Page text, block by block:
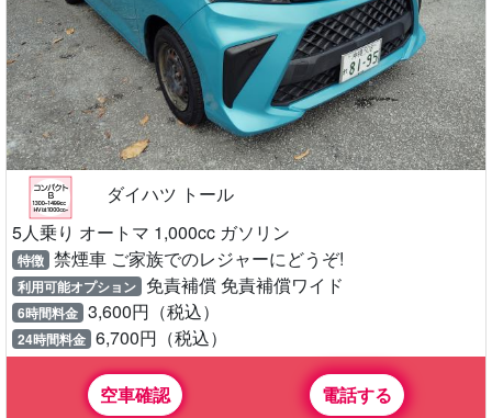
ダイハツ トール
5人乗り オートマ 1,000cc ガソリン
特徴 禁煙車 ご家族でのレジャーにどうぞ!
利用可能オプション 免責補償 免責補償ワイド
6時間料金 3,600円（税込）
24時間料金 6,700円（税込）
空車確認 電話する